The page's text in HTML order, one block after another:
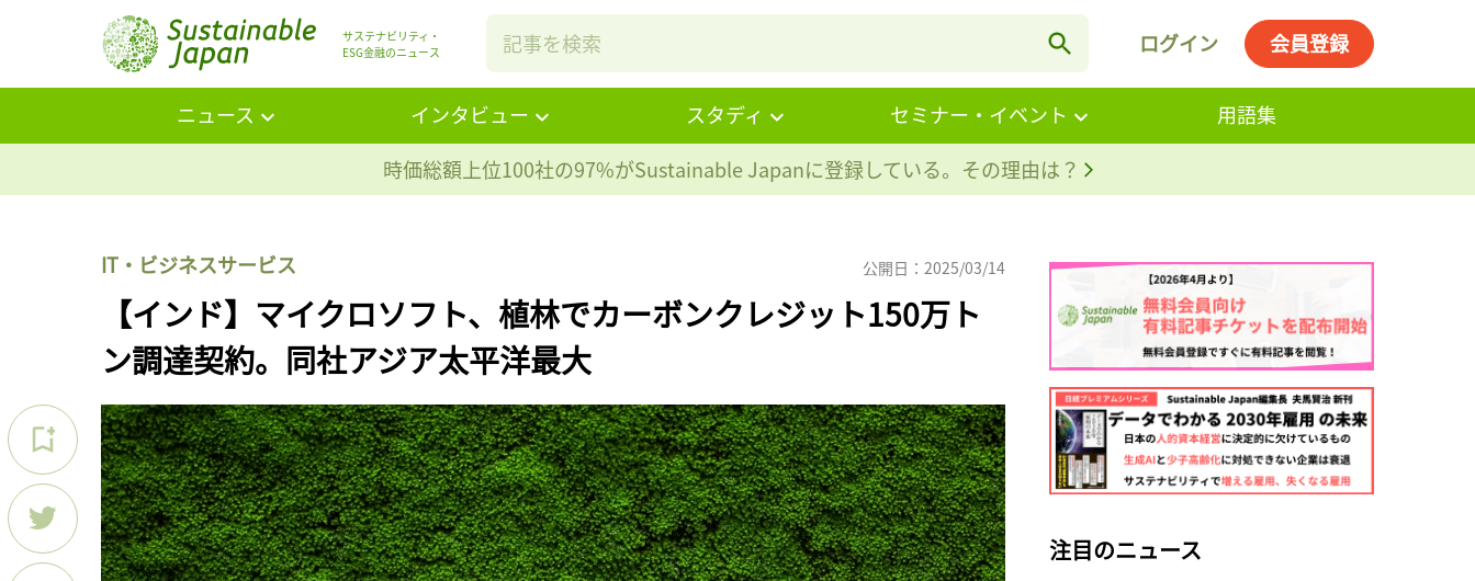
サステナビリティ・
ESG金融のニュース
ログイン 会員登録
ニュース インタビュー スタディ セミナー・イベント
用語集
時価総額上位100社の97%がSustainable Japanに登録している。その理由は？
IT・ビジネスサービス 公開日：2025/03/14
【インド】マイクロソフト、植林でカーボンクレジット150万ト
ン調達契約。同社アジア太平洋最大
注目のニュース